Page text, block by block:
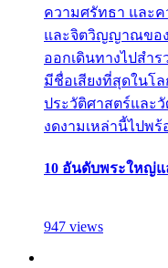
ความศรัทธา และ
และจิตวิญญาณของ
ออกเดินทางไปสำ
มีชื่อเสียงที่สุดในโ
ประวัติศาสตร์และ
งดงามเหล่านี้ไปพ
10 อันดับพระใหญ่
947 views